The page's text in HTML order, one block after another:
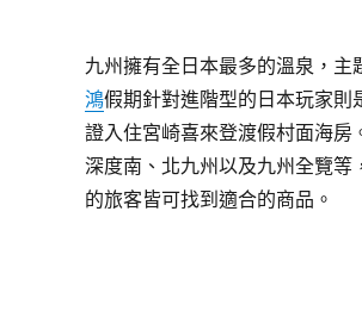
九州擁有全日本最多的溫泉，主
鴻假期針對進階型的日本玩家則
證入住宮崎喜來登渡假村面海
深度南、北九州以及九州全覽等
的旅客皆可找到適合的商品。